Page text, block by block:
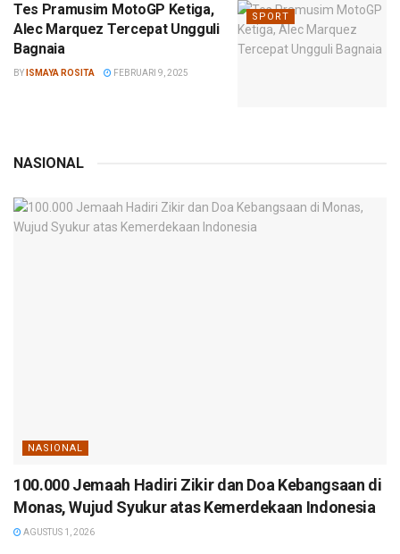
SPORT
Tes Pramusim MotoGP Ketiga,
Alec Marquez Tercepat Ungguli
Bagnaia
BY ISMAYA ROSITA FEBRUARI 9, 2025
NASIONAL
NASIONAL
100.000 Jemaah Hadiri Zikir dan Doa Kebangsaan di
Monas, Wujud Syukur atas Kemerdekaan Indonesia
AGUSTUS 1, 2026